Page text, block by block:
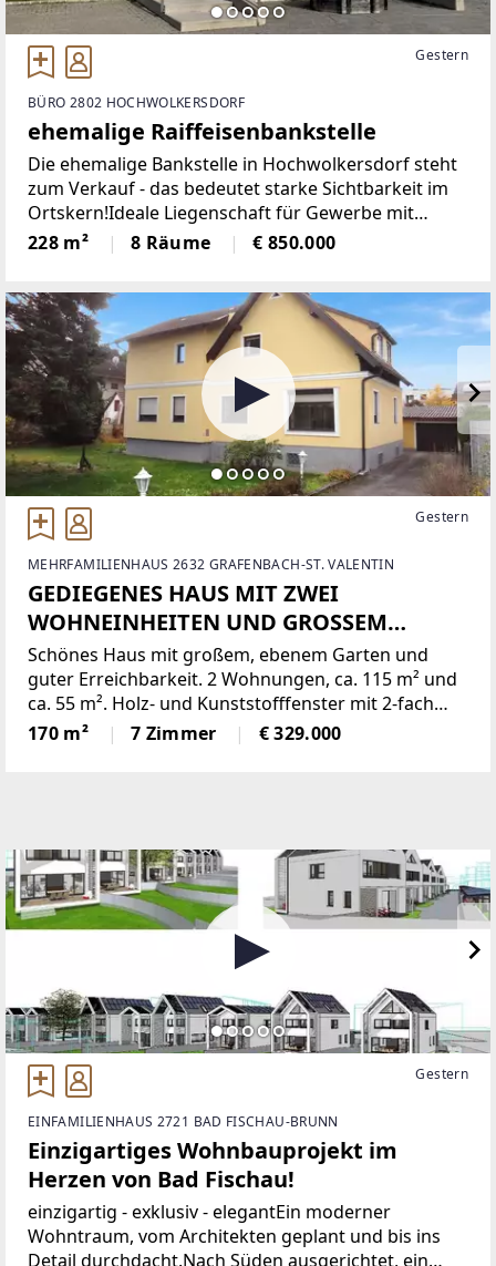
Gestern
BÜRO 2802 HOCHWOLKERSDORF
ehemalige Raiffeisenbankstelle
Die ehemalige Bankstelle in Hochwolkersdorf steht
zum Verkauf - das bedeutet starke Sichtbarkeit im
Ortskern!Ideale Liegenschaft für Gewerbe mit
Kundenkontakt, Eignung für medizinische,
therapeutische und beratende Tätigkeiten. Vier
228 m² 8 Räume € 850.000
Gestern
MEHRFAMILIENHAUS 2632 GRAFENBACH-ST. VALENTIN
GEDIEGENES HAUS MIT ZWEI
WOHNEINHEITEN UND GROSSEM
GARTEN!
Schönes Haus mit großem, ebenem Garten und
guter Erreichbarkeit. 2 Wohnungen, ca. 115 m² und
ca. 55 m². Holz- und Kunststofffenster mit 2-fach
Isolierverglasung und Außenrollos, Fassade inkl.
Vollwärmedämmung, Loggia, Zentralheizung mit
170 m² 7 Zimmer € 329.000
Gestern
EINFAMILIENHAUS 2721 BAD FISCHAU-BRUNN
Einzigartiges Wohnbauprojekt im
Herzen von Bad Fischau!
einzigartig - exklusiv - elegantEin moderner
Wohntraum, vom Architekten geplant und bis ins
Detail durchdacht.Nach Süden ausgerichtet, ein